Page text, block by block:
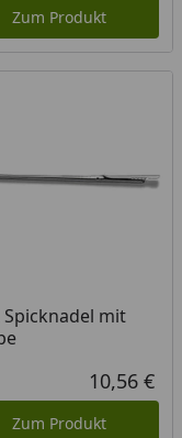
Zum Produkt
Spicknadel mit
10,56 €
Zum Produkt